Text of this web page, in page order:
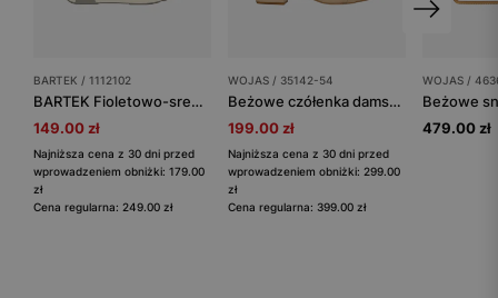
BARTEK / 1112102
BARTEK Fioletowo-srebrne trzewiki dla dziewczynki 1112102
149.00 zł
Najniższa cena z 30 dni przed
wprowadzeniem obniżki: 179.00
zł
Cena regularna: 249.00 zł
WOJAS / 35142-54
Beżowe czółenka damskie z otwartą piętą i ozdobnym łańcuchem
199.00 zł
Najniższa cena z 30 dni przed
wprowadzeniem obniżki: 299.00
zł
Cena regularna: 399.00 zł
WOJAS /
479.00 zł